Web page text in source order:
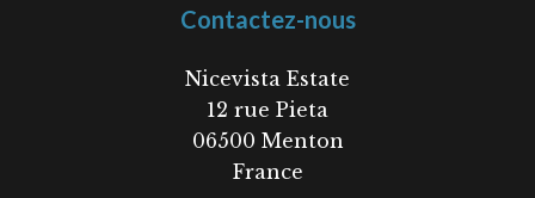
Contactez-nous
Nicevista Estate
12 rue Pieta
06500 Menton
France